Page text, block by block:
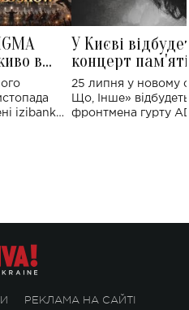
в
izibank
У Києві
концерт
Клименка:
виконають
25 липня у новому
Що, Інше»
фронтмена гурту
РЕКЛАМА НА САЙТІ